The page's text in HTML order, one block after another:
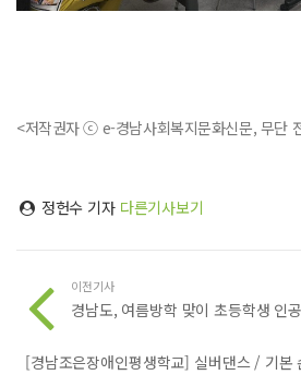
<저작권자 ⓒ e-경남사회복지문화신문, 무단
정헌수 기자 다른기사보기
이전기사
경남도, 여름방학 맞이 초등학생 인
[경남조은장애인평생학교] 실버댄스 / 기본